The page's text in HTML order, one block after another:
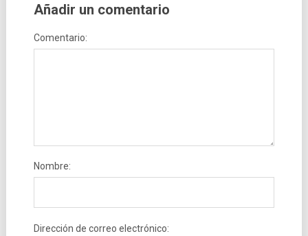
Añadir un comentario
Comentario:
Nombre:
Dirección de correo electrónico: